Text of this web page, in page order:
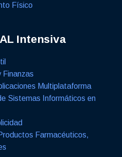
Físico
Intensiva
Finanzas
Multiplataforma
Sistemas Informáticos en
Farmacéuticos,